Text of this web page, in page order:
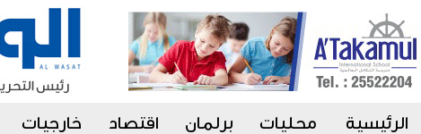
الرئيسية محليات برلمان اقتصاد خارجيات